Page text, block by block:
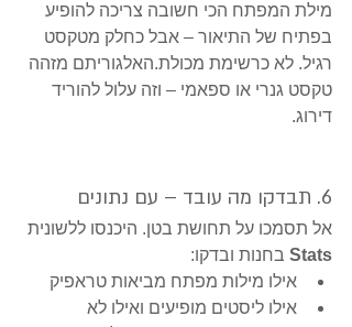
מילת המפתח הכי חשובה צריכה להופיע
בפתיח של התיאור – אבל כחלק מטקסט
רגיל. לא כרשימת מכולת.האלגוריתם מזהה
טקסט גנרי או ספאמי – וזה עלול להוריד
דירוג.
6. תבדקו מה עובד – עם נתונים
אל תסמכו על תחושת בטן. היכנסו ללשונית
Stats בחנות ובדקו:
אילו מילות מפתח מביאות טראפיק
אילו ליסטים מופיעים ואילו לא